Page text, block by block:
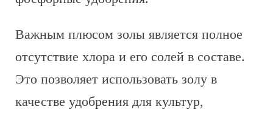
Важным плюсом золы является полное
отсутствие хлора и его солей в составе.
Это позволяет использовать золу в
качестве удобрения для культур,